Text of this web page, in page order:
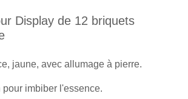
Display de 12 briquets
jaune, avec allumage à pierre.
pour imbiber l'essence.